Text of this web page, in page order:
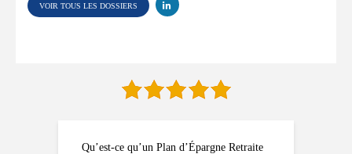
VOIR TOUS LES DOSSIERS
Qu’est-ce qu’un Plan d’Épargne Retraite